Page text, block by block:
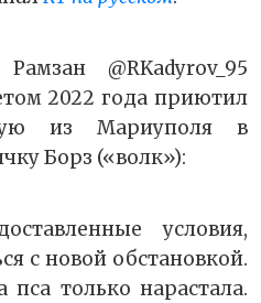
@RKadyrov_95
2022 года приютил
из Мариуполя в
Борз («волк»):
условия,
с новой обстановкой.
только нарастала.